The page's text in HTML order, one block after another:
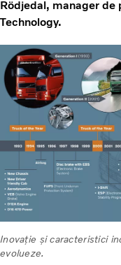
Rödjedal, manager de
Technology.
Inovație și caracteristici
evolueze.